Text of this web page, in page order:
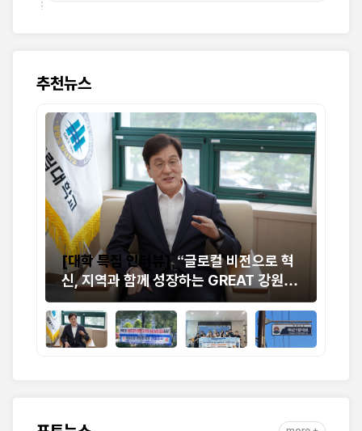
추천뉴스
[대학 특집 인터뷰] “글로컬 비전으로 혁
신, 지역과 함께 성장하는 GREAT 강원도
립대학교”